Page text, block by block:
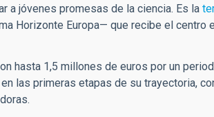
a jóvenes promesas de la ciencia. Es la
Horizonte Europa— que recibe el centro
hasta 1,5 millones de euros por un
las primeras etapas de su trayectoria,